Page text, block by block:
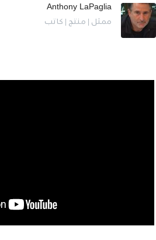
Anthony LaPaglia
ممثل | منتج | كاتب